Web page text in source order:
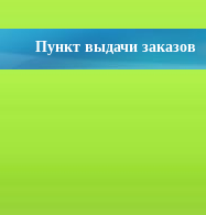
Пункт выдачи заказов